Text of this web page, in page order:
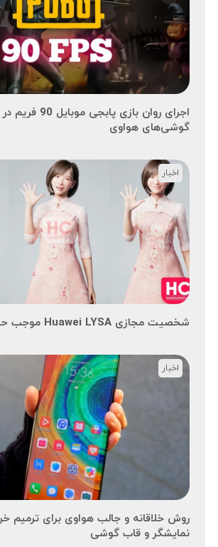
اجرای روان بازی
گوشی‌های هواوی
شخصیت مجازی Huawei LYSA موجب حیرت همگان شد
اخبار
روش خلاقانه و جالب هواوی برای ترمیم
نمایشگر و قاب گوشی
اخبار